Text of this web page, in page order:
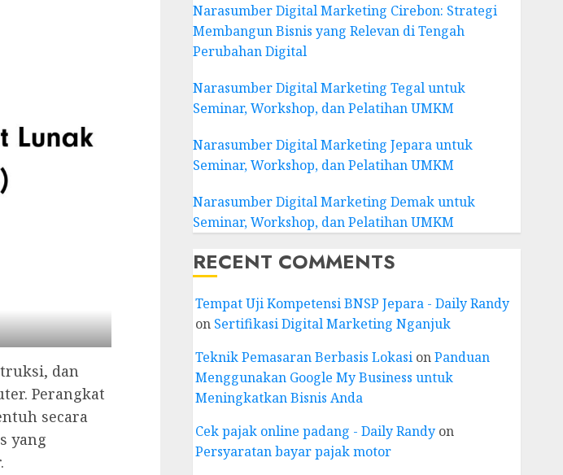
dan
Perangkat
secara
yang
Narasumber Digital Marketing Cirebon: Strategi
Membangun Bisnis yang Relevan di Tengah
Perubahan Digital
Narasumber Digital Marketing Tegal untuk
Seminar, Workshop, dan Pelatihan UMKM
Narasumber Digital Marketing Jepara untuk
Seminar, Workshop, dan Pelatihan UMKM
Narasumber Digital Marketing Demak untuk
Seminar, Workshop, dan Pelatihan UMKM
RECENT COMMENTS
Tempat Uji Kompetensi BNSP Jepara - Daily Randy
on Sertifikasi Digital Marketing Nganjuk
Teknik Pemasaran Berbasis LokasionPanduan
Menggunakan Google My Business untuk
Meningkatkan Bisnis Anda
Cek pajak online padang - Daily Randyon
Persyaratan bayar pajak motor